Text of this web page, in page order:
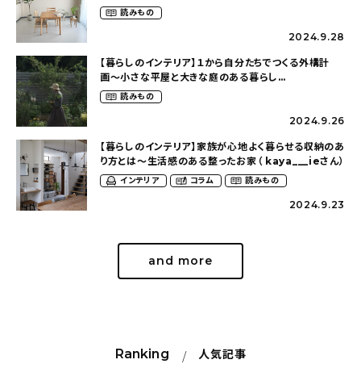
読みもの
2024.9.28
【暮らしのインテリア】１から自分たちでつくる外構計
画〜小さな平屋と大きな庭のある暮らし
（tsumikiniwaさん）
読みもの
2024.9.26
【暮らしのインテリア】家族が心地よく暮らせる収納のあ
り方とは〜生活感のある整ったお家（ kaya___ieさん）
インテリア コラム 読みもの
2024.9.23
and more
Ranking 人気記事